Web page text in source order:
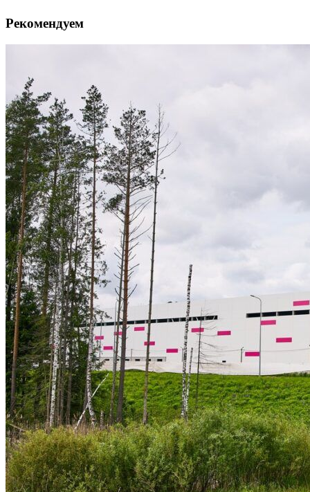
Рекомендуем